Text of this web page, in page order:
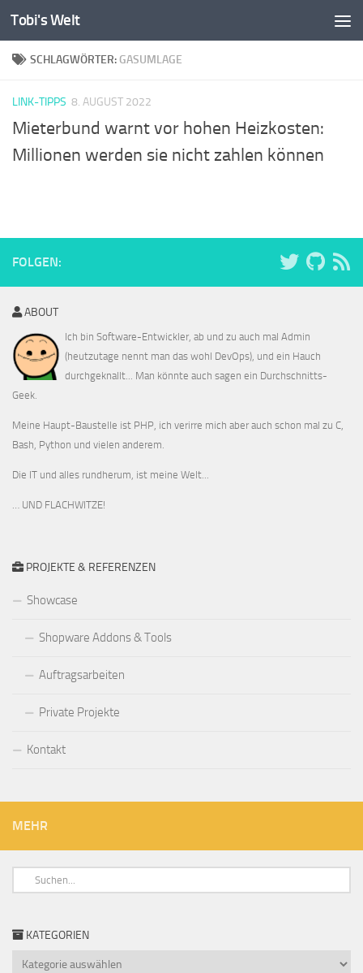
Zum Inhalt springen
Tobi's Welt
SCHLAGWÖRTER: GASUMLAGE
LINK-TIPPS 8. AUGUST 2022
Mieterbund warnt vor hohen Heizkosten:
Millionen werden sie nicht zahlen können
FOLGEN:
ABOUT
Ich bin Software-Entwickler, ab und zu auch mal Admin
(heutzutage nennt man das wohl DevOps), und ein Hauch
durchgeknallt... Man könnte auch sagen ein Durchschnitts-
Geek.
Meine Haupt-Baustelle ist PHP, ich verirre mich aber auch schon mal zu C,
Bash, Python und vielen anderem.
Die IT und alles rundherum, ist meine Welt...
… UND FLACHWITZE!
PROJEKTE & REFERENZEN
Showcase
Shopware Addons & Tools
Auftragsarbeiten
Private Projekte
Kontakt
MEHR
KATEGORIEN